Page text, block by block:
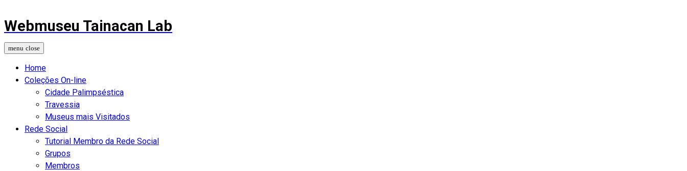
Webmuseu Tainacan Lab
Home
Coleções On-line
Cidade Palimpséstica
Travessia
Museus mais Visitados
Rede Social
Tutorial Membro da Rede Social
Grupos
Membros